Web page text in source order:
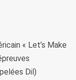
« Let’s Make
Dil)